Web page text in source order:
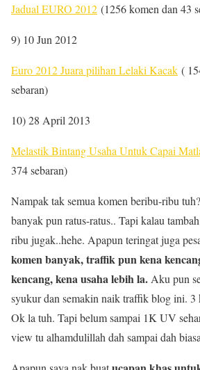
Jadual EURO 2012 (1256 komen dan 43
9) 10 Jun 2012
Euro 2012 Juara pilihan Lelaki Kacak (
sebaran)
10) 28 April 2013
Melastik Bintang Usaha Untuk Capai
374 sebaran)
Nampak tak semua komen beribu-ribu
banyak pun ratus-ratus.. Tapi kalau
ribu jugak..hehe. Apapun teringat juga
komen banyak, traffik pun kena
kencang, kena usaha lebih la. Aku pun
syukur dan semakin naik traffik blog ini. 3
Ok la tuh. Tapi belum sampai 1K UV
view tu alhamdulillah dah sampai dah